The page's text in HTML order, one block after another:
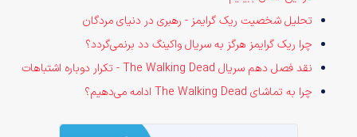
تحلیل شخصیت ریک گرایمز - رهبری در دنیای مردگان
چرا ریک گرایمز هرگز به سریال واکینگ دد برنمی‌گردد؟
نقد فصل دهم سریال The Walking Dead - تکرار دوباره اشتباهات
چرا به تماشای The Walking Dead ادامه می‌دهیم؟